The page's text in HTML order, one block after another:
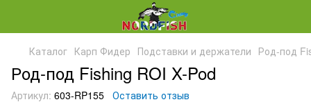
Каталог Карп Фидер Подставки и держатели Род-под
Род-под Fishing ROI X-Pod
Артикул: 603-RP155 Оставить отзыв